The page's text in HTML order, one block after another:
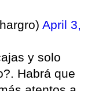
April 3,
y solo
Habrá que